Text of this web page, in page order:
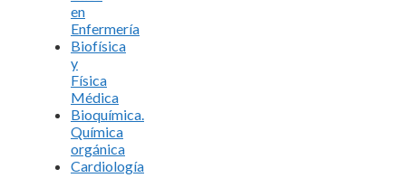
en
Enfermería
Biofísica
y
Física
Médica
Bioquímica.
Química
orgánica
Cardiología